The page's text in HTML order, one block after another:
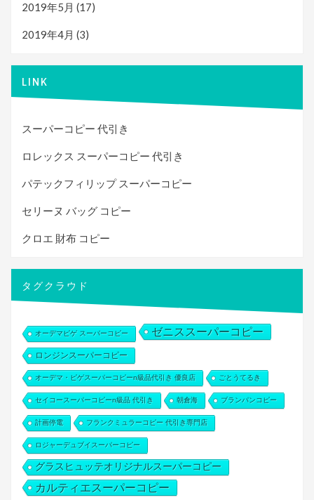
2019年5月 (17)
2019年4月 (3)
LINK
スーパーコピー 代引き
ロレックス スーパーコピー 代引き
パテックフィリップ スーパーコピー
セリーヌ バッグ コピー
クロエ 財布 コピー
タグクラウド
オーデマピゲ スーパーコピー ゼニススーパーコピー
ロンジンスーパーコピー
オーデマ・ピゲスーパーコピーn級品代引き 優良店 ごとうてるき
セイコースーパーコピーn級品 代引き 朝倉海 ブランパンコピー
計画停電 フランクミュラーコピー 代引き専門店
ロジャーデュブイスーパーコピー
グラスヒュッテオリジナルスーパーコピー
カルティエスーパーコピー